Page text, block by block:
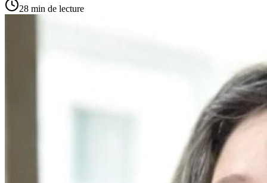
28 min de lecture